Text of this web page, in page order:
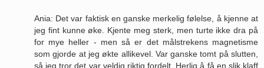
Ania: Det var faktisk en ganske merkelig følelse, å kjenne at
jeg fint kunne øke. Kjente meg sterk, men turte ikke dra på
for mye heller - men så er det målstrekens magnetisme
som gjorde at jeg økte allikevel. Var ganske tomt på slutten,
så jeg tror det var veldig riktig fordelt. Herlig å få en slik klaff